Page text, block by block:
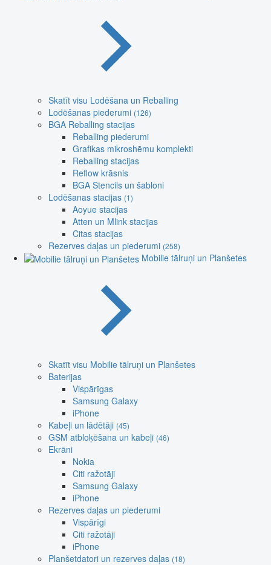
Skatīt visu Lodēšana un Reballing
Lodēšanas piederumi (126)
BGA Reballing stacijas
Reballing piederumi
Grafikas mikroshēmu komplekti
Reballing stacijas
Reflow krāsnis
BGA Stencils un šabloni
Lodēšanas stacijas (1)
Aoyue stacijas
Atten un Mlink stacijas
Citas stacijas
Rezerves daļas un piederumi (258)
Mobilie tālruņi un Planšetes
Skatīt visu Mobilie tālruņi un Planšetes
Baterijas
Vispārīgas
Samsung Galaxy
iPhone
Kabeļi un lādētāji (45)
GSM atbloķēšana un kabeļi (46)
Ekrāni
Nokia
Citi ražotāji
Samsung Galaxy
iPhone
Rezerves daļas un piederumi
Vispārīgi
Citi ražotāji
iPhone
Planšetdatori un rezerves daļas (18)